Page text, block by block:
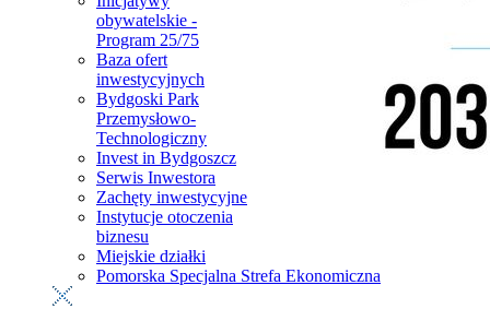
obywatelskie -
Program 25/75
Baza ofert
inwestycyjnych
Bydgoski Park
Przemysłowo-
Technologiczny
Invest in Bydgoszcz
Serwis Inwestora
Zachęty inwestycyjne
Instytucje otoczenia
biznesu
Miejskie działki
Pomorska Specjalna Strefa Ekonomiczna